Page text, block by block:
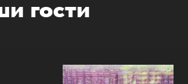
гости